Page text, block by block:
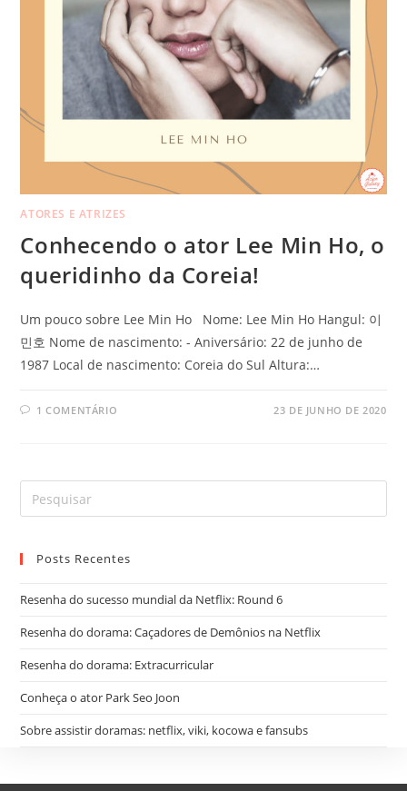
ATORES E ATRIZES
Conhecendo o ator Lee Min Ho, o
queridinho da Coreia!
Um pouco sobre Lee Min Ho Nome: Lee Min Ho Hangul: 이
민호 Nome de nascimento: - Aniversário: 22 de junho de
1987 Local de nascimento: Coreia do Sul Altura:…
1 COMENTÁRIO 23 DE JUNHO DE 2020
Posts Recentes
Resenha do sucesso mundial da Netflix: Round 6
Resenha do dorama: Caçadores de Demônios na Netflix
Resenha do dorama: Extracurricular
Conheça o ator Park Seo Joon
Sobre assistir doramas: netflix, viki, kocowa e fansubs